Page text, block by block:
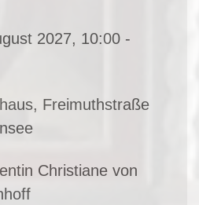
2027, 10:00 -
Freimuthstraße
Christiane von